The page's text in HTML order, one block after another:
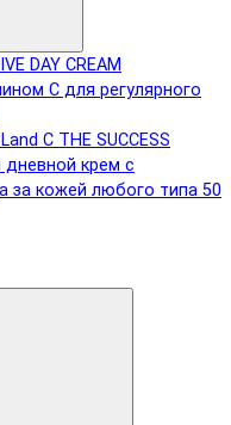
C THE SUCCESS
дневной крем с
за кожей любого типа 50